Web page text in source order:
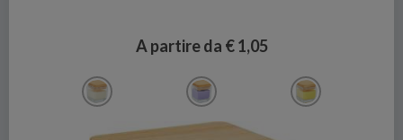
A partire da € 1,05